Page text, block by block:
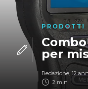
PRODOTTI
per
Redazione, 12
2 min